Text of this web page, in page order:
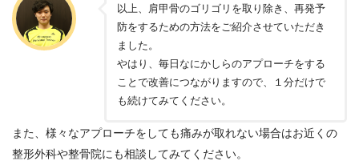
以上、肩甲骨のゴリゴリを取り除き、再発予
防をするための方法をご紹介させていただき
ました。
やはり、毎日なにかしらのアプローチをする
ことで改善につながりますので、１分だけで
も続けてみてください。
また、様々なアプローチをしても痛みが取れない場合はお近くの
整形外科や整骨院にも相談してみてください。